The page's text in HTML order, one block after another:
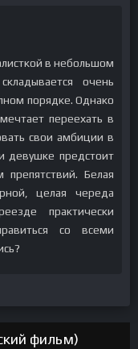
в небольшом
очень
порядке. Однако
переехать в
свои амбиции в
девушке предстоит
препятствий. Белая
целая череда
практически
со всеми
фильм)